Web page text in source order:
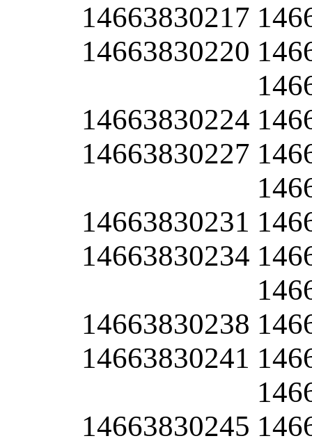
14663830217
14663830220
14663830224
14663830227
14663830231
14663830234
14663830238
14663830241
14663830245